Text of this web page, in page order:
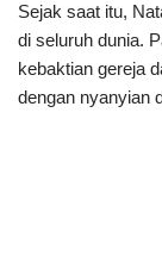
Sejak saat itu,
di seluruh dunia.
kebaktian gereja
dengan nyanyian